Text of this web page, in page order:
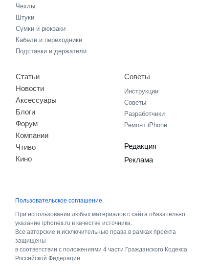
Чехлы
Штуки
Сумки и рюкзаки
Кабели и переходники
Подставки и держатели
Статьи
Новости
Аксессуары
Блоги
Форум
Компании
Чтиво
Кино
Советы
Инструкции
Советы
Разработчики
Ремонт iPhone
Редакция
Реклама
Пользовательское соглашение
При использовании любых материалов с сайта обязательно
указание iphones.ru в качестве источника.
Все авторские и исключительные права в рамках проекта
защищены
в соответствии с положениями 4 части Гражданского Кодекса
Российской Федерации.